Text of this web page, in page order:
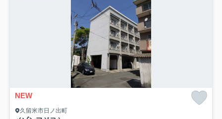
NEW
久留米市日ノ出町